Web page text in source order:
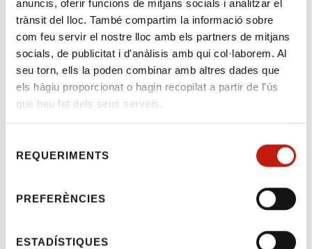
anuncis, oferir funcions de mitjans socials i analitzar el
trànsit del lloc. També compartim la informació sobre
com feu servir el nostre lloc amb els partners de mitjans
socials, de publicitat i d'anàlisis amb qui col·laborem. Al
seu torn, ells la poden combinar amb altres dades que
els hàgiu proporcionat o hagin recopilat a partir de l'ús
que heu fet dels seus serveis.
REQUERIMENTS
PREFERÈNCIES
ESTADÍSTIQUES
Comunicat: 88/2019 -
Butlletí de la Comissió
de Llengua del CICAC
(maig 2019)
Benvolgudes i benvolguts,
(maig 2019)